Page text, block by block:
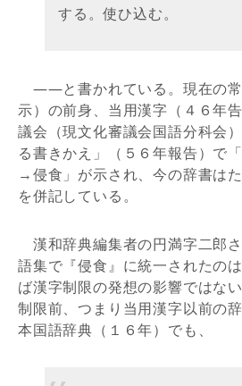
する。使ひ込む。
——と書かれている。現在の常
示）の前身、当用漢字（４６年
議会（現文化審議会国語分科会
る書きかえ」（５６年報告）で
→侵食」が示され、今の辞書は
を併記している。
漢和辞典編集者の円満字二郎
語集で『侵食』に統一されたの
ば漢字制限の発想の影響ではな
制限前、つまり当用漢字以前の
本国語辞典（１６年）でも、